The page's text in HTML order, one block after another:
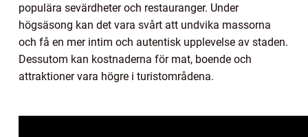
populära sevärdheter och restauranger. Under
högsäsong kan det vara svårt att undvika massorna
och få en mer intim och autentisk upplevelse av staden.
Dessutom kan kostnaderna för mat, boende och
attraktioner vara högre i turistområdena.